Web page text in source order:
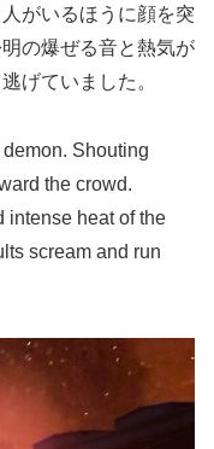
がいるほうに顔を突
の爆ぜる音と熱気が
げていました。
Shouting
the crowd.
intense heat of the
scream and run